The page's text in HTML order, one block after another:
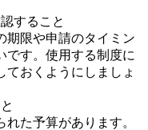
すること
期限や申請のタイミン
です。使用する制度に
ておくようにしましょ
た予算があります。